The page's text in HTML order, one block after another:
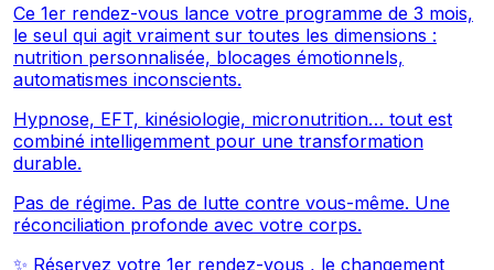
Ce 1er rendez-vous lance votre programme de 3 mois,
le seul qui agit vraiment sur toutes les dimensions :
nutrition personnalisée, blocages émotionnels,
automatismes inconscients.
Hypnose, EFT, kinésiologie, micronutrition… tout est
combiné intelligemment pour une transformation
durable.
Pas de régime. Pas de lutte contre vous-même. Une
réconciliation profonde avec votre corps.
✨ Réservez votre 1er rendez-vous , le changement